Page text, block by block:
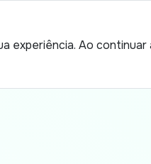
experiência. Ao